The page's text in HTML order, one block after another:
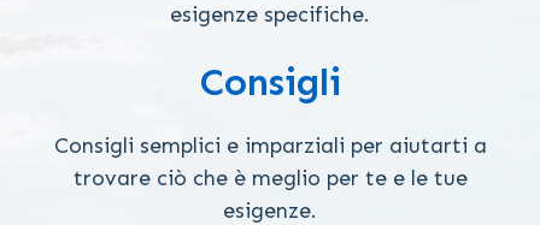
esigenze specifiche.
Consigli
Consigli semplici e imparziali per aiutarti a
trovare ciò che è meglio per te e le tue
esigenze.